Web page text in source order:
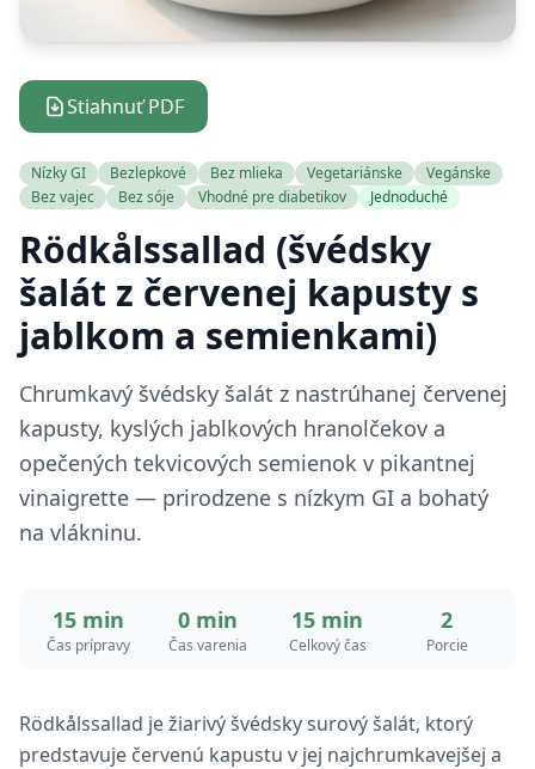
Stiahnuť PDF
Nízky GI Bezlepkové Bez mlieka Vegetariánske
Vegánske
Bez vajec
Bez sóje Vhodné pre diabetikov Jednoduché
Rödkålssallad (švédsky
šalát z červenej kapusty s
jablkom a semienkami)
Chrumkavý švédsky šalát z nastrúhanej červenej
kapusty, kyslých jablkových hranolčekov a
opečených tekvicových semienok v pikantnej
vinaigrette — prirodzene s nízkym GI a bohatý
na vlákninu.
15 min
Čas prípravy
0 min
Čas varenia
15 min
Celkový čas
2
Porcie
Rödkålssallad je žiarivý švédsky surový šalát, ktorý
predstavuje červenú kapustu v jej najchrumkavejšej a